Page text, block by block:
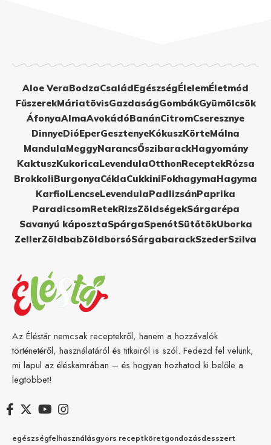
Aloe VeraBodzaCsaládEgészségÉlelemÉletmód
FűszerekMáriatövisGazdaságGombákGyümölcsök
ÁfonyaAlmaAvokádóBanánCitromCseresznye
DinnyeDióEperGesztenyeKókuszKörteMálna
MandulaMeggyNarancsŐszibarackHagyomány
KaktuszKukoricaLevendulaOtthonReceptekRózsa
BrokkoliBurgonyaCéklaCukkiniFokhagymaHagyma
KarfiolLencseLevendulaPadlizsánPaprika
ParadicsomRetekRizsZöldségekSárgarépa
Savanyú káposztaSpárgaSpenótSütőtökUborka
ZellerZöldbabZöldborsóSárgabarackSzederSzilva
Az Éléstár nemcsak receptekről, hanem a hozzávalók
történetéről, használatáról és titkairól is szól. Fedezd fel velünk,
mi lapul az éléskamrában – és hogyan hozhatod ki belőle a
legtöbbet!
egészségfelhasználásgyors receptköretgondozásdesszert